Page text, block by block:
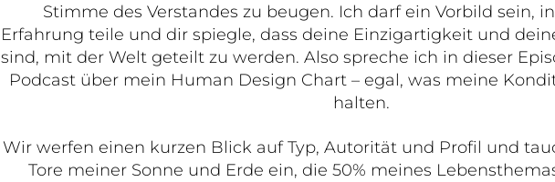
Stimme des Verstandes zu beugen. Ich darf ein Vorbild sein,
Erfahrung teile und dir spiegle, dass deine Einzigartigkeit und
sind, mit der Welt geteilt zu werden. Also spreche ich in dieser
Podcast über mein Human Design Chart – egal, was meine
halten.
Wir werfen einen kurzen Blick auf Typ, Autorität und Profil und
Tore meiner Sonne und Erde ein, die 50% meines